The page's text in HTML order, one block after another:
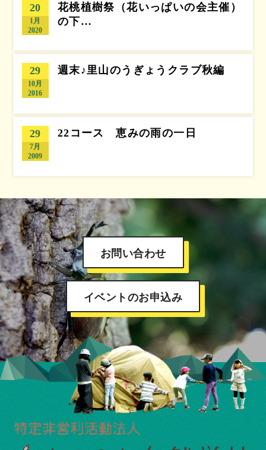
20
1月
2020
花桃植樹祭（花いっぱいの会主催）
の下…
29
10月
2016
週末♪里山のうぎょうクラブ秋編
29
7月
2009
22コース 恵みの雨の一日
お問い合わせ
イベントのお申込み